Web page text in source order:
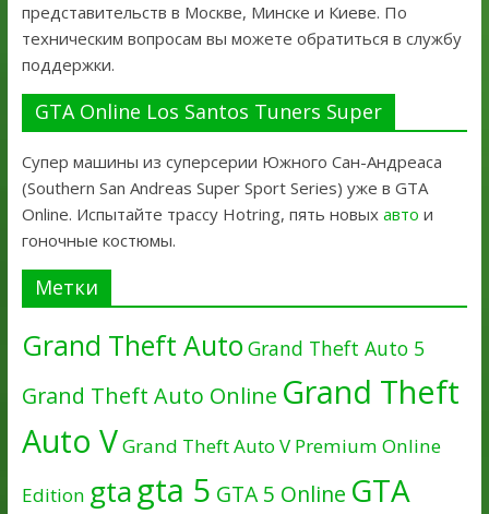
представительств в Москве, Минске и Киеве. По
техническим вопросам вы можете обратиться в службу
поддержки.
GTA Online Los Santos Tuners Super
Супер машины из суперсерии Южного Сан-Андреаса
(Southern San Andreas Super Sport Series) уже в GTA
Online. Испытайте трассу Hotring, пять новых авто и
гоночные костюмы.
Метки
Grand Theft Auto Grand Theft Auto 5
Grand Theft Auto Online Grand Theft
Auto VGrand Theft Auto V Premium Online
Edition gtagta 5 GTA 5 Online GTA